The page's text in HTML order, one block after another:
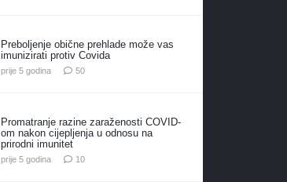
Preboljenje obične prehlade može vas
imunizirati protiv Covida
prije 5 godina 50komentara
Promatranje razine zaraženosti COVID-
om nakon cijepljenja u odnosu na
prirodni imunitet
prije 5 godina 10komentara